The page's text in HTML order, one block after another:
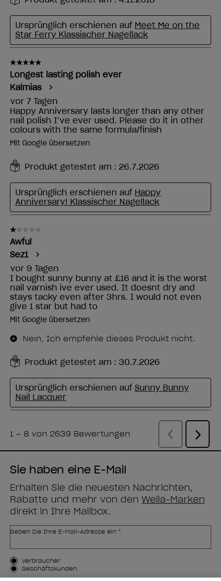
Sie haben eine E-Mail
Erhalten Sie die neuesten Nachrichten,
Rabatte und mehr von den Wella-Marken
direkt in Ihre Mailbox.
Geben Sie Ihre E-Mail-Adresse ein *
Kundenart
Verbraucher
Geschäftskunden